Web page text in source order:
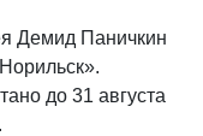
Демид Паничкин
до 31 августа